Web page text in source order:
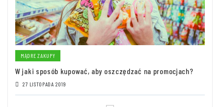
MĄDRE ZAKUPY
W jaki sposób kupować, aby oszczędzać na promocjach?
27 LISTOPADA 2019